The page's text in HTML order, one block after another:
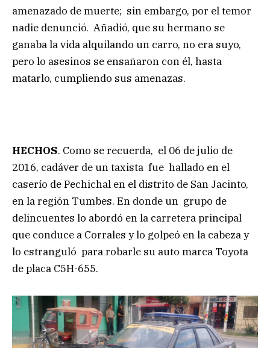
amenazado de muerte; sin embargo, por el temor
nadie denunció. Añadió, que su hermano se
ganaba la vida alquilando un carro, no era suyo,
pero lo asesinos se ensañaron con él, hasta
matarlo, cumpliendo sus amenazas.
HECHOS. Como se recuerda, el 06 de julio de
2016, cadáver de un taxista fue hallado en el
caserío de Pechichal en el distrito de San Jacinto,
en la región Tumbes. En donde un grupo de
delincuentes lo abordó en la carretera principal
que conduce a Corrales y lo golpeó en la cabeza y
lo estranguló para robarle su auto marca Toyota
de placa C5H-655.